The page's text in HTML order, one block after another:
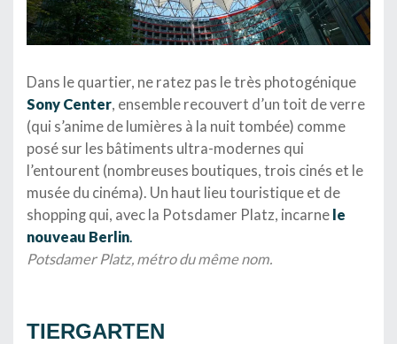
Dans le quartier, ne ratez pas le très photogénique
Sony Center, ensemble recouvert d’un toit de verre
(qui s’anime de lumières à la nuit tombée) comme
posé sur les bâtiments ultra-modernes qui
l’entourent (nombreuses boutiques, trois cinés et le
musée du cinéma). Un haut lieu touristique et de
shopping qui, avec la Potsdamer Platz, incarne le
nouveau Berlin.
Potsdamer Platz, métro du même nom.
TIERGARTEN